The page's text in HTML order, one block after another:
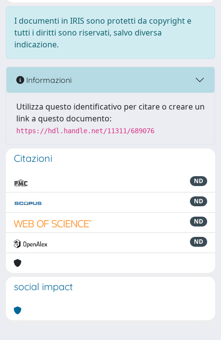
I documenti in IRIS sono protetti da copyright e
tutti i diritti sono riservati, salvo diversa
indicazione.
Informazioni
Utilizza questo identificativo per citare o creare un
link a questo documento:
https://hdl.handle.net/11311/689076
Citazioni
ND
ND
ND
ND
social impact